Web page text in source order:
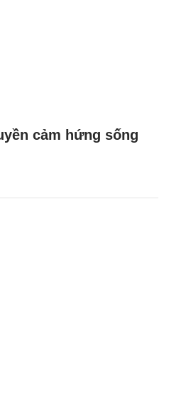
cảm hứng sống